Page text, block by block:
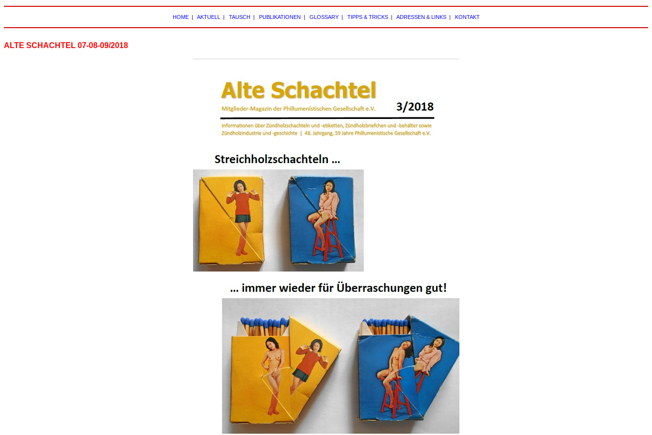
HOME| AKTUELL | TAUSCH | PUBLIKATIONEN | GLOSSARY| TIPPS & TRICKS| ADRESSEN & LINKS| KONTAKT
ALTE SCHACHTEL 07-08-09/2018